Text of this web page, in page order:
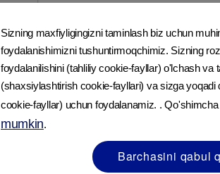
Sizning maxfiyligingizni taminlash biz uchun
foydalanishimizni tushuntirmoqchimiz. Sizning
foydalanilishini (tahliliy cookie-fayllar) o'lchash
(shaxsiylashtirish cookie-fayllari) va sizga
cookie-fayllar) uchun foydalanamiz. .
mumkin.
Barchasini qabul